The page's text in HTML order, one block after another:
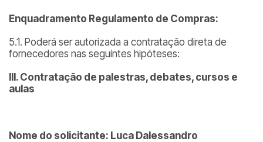
Enquadramento Regulamento de Compras:
5.1. Poderá ser autorizada a contratação direta de
fornecedores nas seguintes hipóteses:
III. Contratação de palestras, debates, cursos e
aulas
Nome do solicitante: Luca Dalessandro